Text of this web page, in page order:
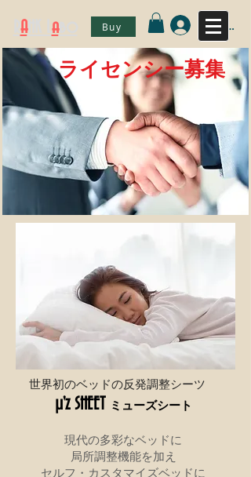
AHK L abo Buy ログイン
ライセンシー募集
世界初のベッドの反発調整シーツ
μ'z SHEET ミューズシート
現代の多彩なベッドに
局所調整機能を加え
セルフ・カスタマイズベッドに